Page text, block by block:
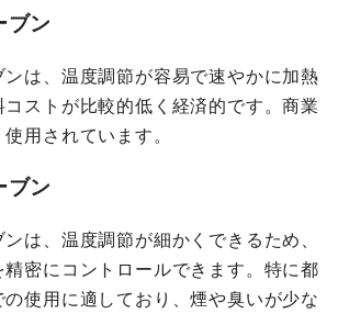
ブン
は、温度調節が容易で速やかに加熱
ストが比較的低く経済的です。商業
用されています。
ブン
は、温度調節が細かくできるため、
精密にコントロールできます。特に都
使用に適しており、煙や臭いが少な